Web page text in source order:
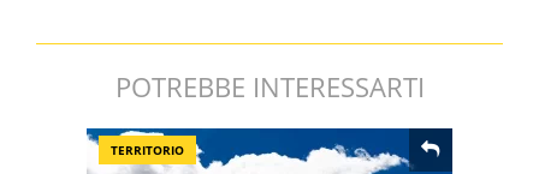
POTREBBE INTERESSARTI
TERRITORIO